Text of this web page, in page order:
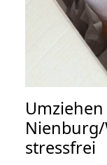
stressfrei